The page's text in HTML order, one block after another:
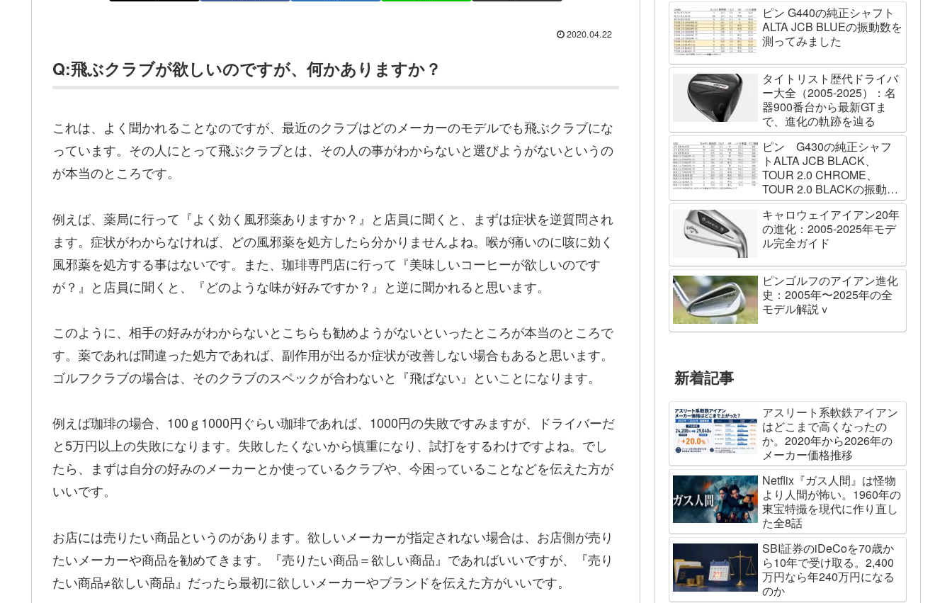
2020.04.22
Q:飛ぶクラブが欲しいのですが、何かありますか？
これは、よく聞かれることなのですが、最近のクラブはどのメーカーのモデルでも飛ぶクラブにな
っています。その人にとって飛ぶクラブとは、その人の事がわからないと選びようがないというの
が本当のところです。
例えば、薬局に行って『よく効く風邪薬ありますか？』と店員に聞くと、まずは症状を逆質問され
ます。症状がわからなければ、どの風邪薬を処方したら分かりませんよね。喉が痛いのに咳に効く
風邪薬を処方する事はないです。また、珈琲専門店に行って『美味しいコーヒーが欲しいのです
が？』と店員に聞くと、『どのような味が好みですか？』と逆に聞かれると思います。
このように、相手の好みがわからないとこちらも勧めようがないといったところが本当のところで
す。薬であれば間違った処方であれば、副作用が出るか症状が改善しない場合もあると思います。
ゴルフクラブの場合は、そのクラブのスペックが合わないと『飛ばない』といことになります。
例えば珈琲の場合、100ｇ1000円ぐらい珈琲であれば、1000円の失敗ですみますが、ドライバーだ
と5万円以上の失敗になります。失敗したくないから慎重になり、試打をするわけですよね。でし
たら、まずは自分の好みのメーカーとか使っているクラブや、今困っていることなどを伝えた方が
いいです。
お店には売りたい商品というのがあります。欲しいメーカーが指定されない場合は、お店側が売り
たいメーカーや商品を勧めてきます。『売りたい商品＝欲しい商品』であればいいですが、『売り
たい商品≠欲しい商品』だったら最初に欲しいメーカーやブランドを伝えた方がいいです。
ピン G440の純正シャフト
ALTA JCB BLUEの振動数を
測ってみました
タイトリスト歴代ドライバ
ー大全（2005-2025）：名
器900番台から最新GTま
で、進化の軌跡を辿る
ピン G430の純正シャフ
トALTA JCB BLACK、
TOUR 2.0 CHROME、
TOUR 2.0 BLACKの振動数
を測ってみました
キャロウェイアイアン20年
の進化：2005-2025年モデ
ル完全ガイド
ピンゴルフのアイアン進化
史：2005年〜2025年の全
モデル解説ｖ
新着記事
アスリート系軟鉄アイアン
はどこまで高くなったの
か。2020年から2026年の
メーカー価格推移
Netflix『ガス人間』は怪物
より人間が怖い。1960年の
東宝特撮を現代に作り直し
た全8話
SBI証券のiDeCoを70歳か
ら10年で受け取る。2,400
万円なら年240万円になる
のか